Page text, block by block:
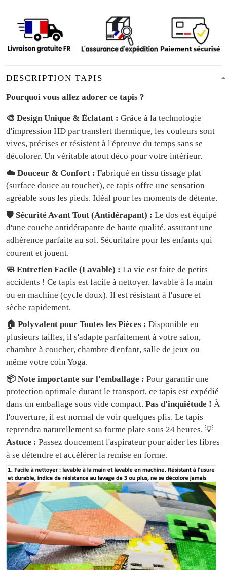
DESCRIPTION TAPIS
Pourquoi vous allez adorer ce tapis ?
🎨 Design Unique & Éclatant : Grâce à la technologie
d'impression HD par transfert thermique, les couleurs sont
vives, précises et résistent à l'épreuve du temps sans se
décolorer. Un véritable atout déco pour votre intérieur.
☁️ Douceur & Confort : Fabriqué en tissu tissage plat
(surface douce au toucher), ce tapis offre une sensation
agréable sous les pieds. Idéal pour les moments de détente.
🛡️ Sécurité Avant Tout (Antidérapant) : Le dos est équipé
d'une couche antidérapante de haute qualité, assurant une
adhérence parfaite au sol. Sécuritaire pour les enfants qui
courent et jouent.
🧼 Entretien Facile (Lavable) : La vie est faite de petits
accidents ! Ce tapis est facile à nettoyer, lavable à la main
ou en machine (cycle doux). Il est résistant à l'usure et
sèche rapidement.
🏠 Polyvalent pour Toutes les Pièces : Disponible en
plusieurs tailles, il s'adapte parfaitement à votre salon,
chambre à coucher, chambre d'enfant, salle de jeux ou
même votre coin Yoga.
📦 Note importante sur l'emballage : Pour garantir une
protection optimale durant le transport, ce tapis est expédié
dans un emballage sous vide compact. Pas d'inquiétude ! À
l'ouverture, il est normal de voir quelques plis. Le tapis
reprendra naturellement sa forme plate sous 24 heures. 💡
Astuce : Passez doucement l'aspirateur pour aider les fibres
à se détendre et accélérer la remise en forme.